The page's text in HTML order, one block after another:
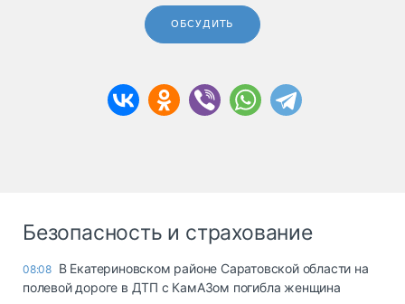
ОБСУДИТЬ
Безопасность и страхование
08:08 В Екатериновском районе Саратовской области на
полевой дороге в ДТП с КамАЗом погибла женщина